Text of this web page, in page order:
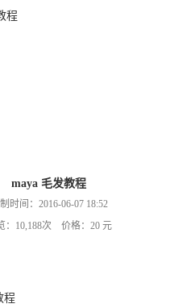
maya 毛发教程
时间：2016-06-07 18:52
：10,188次 价格：20 元